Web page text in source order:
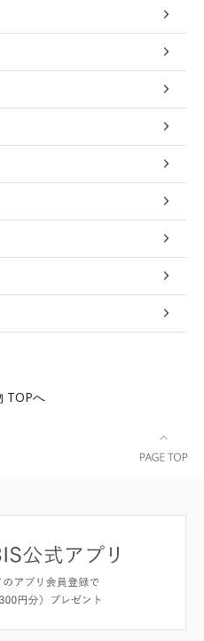
TOPへ